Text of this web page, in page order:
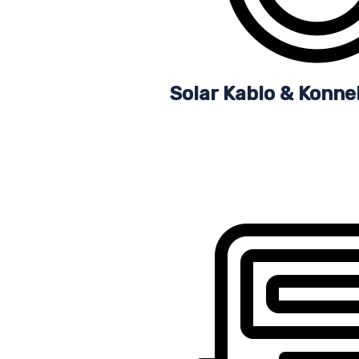
Solar Kablo &